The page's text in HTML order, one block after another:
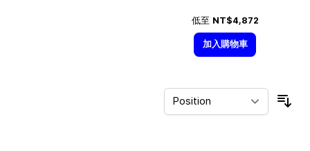
低至 NT$4,872
加入購物車